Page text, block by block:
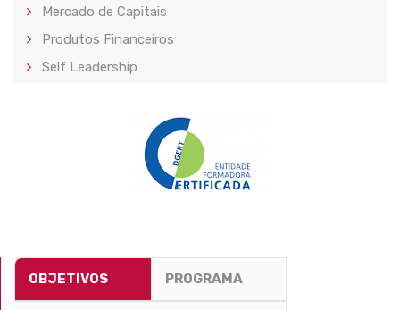
Mercado de Capitais
Produtos Financeiros
Self Leadership
OBJETIVOS PROGRAMA